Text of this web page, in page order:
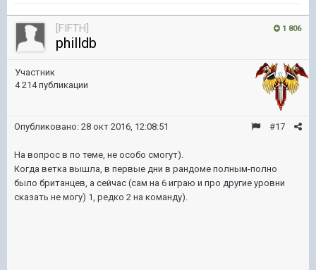
1 806
[FIFTH]
philldb
Участник
4 214 публикации
#17
Опубликовано: 28 окт 2016, 12:08:51
На вопрос в по теме, не особо смогут).
Когда ветка вышла, в первые дни в рандоме полным-полно
было британцев, а сейчас (сам на 6 играю и про другие уровни
сказать не могу) 1, редко 2 на команду).